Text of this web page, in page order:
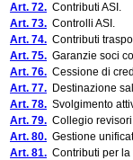
Art. 72. Contributi ASI.
Art. 73. Controlli ASI.
Art. 74. Contributi
Art. 75. Garanzie soci
Art. 76. Cessione di
Art. 77. Destinazione
Art. 78. Svolgimento
Art. 79. Collegio
Art. 80. Gestione
Art. 81. Contributi per